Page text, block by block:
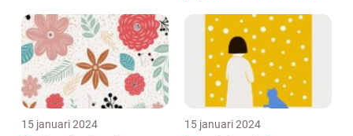
15 januari 2024 15 januari 2024